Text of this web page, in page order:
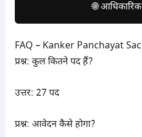
🌐
FAQ – Kanker Panchayat
प्रश्न: कुल कितने पद हैं?
उत्तर: 27 पद
प्रश्न: आवेदन कैसे होगा?